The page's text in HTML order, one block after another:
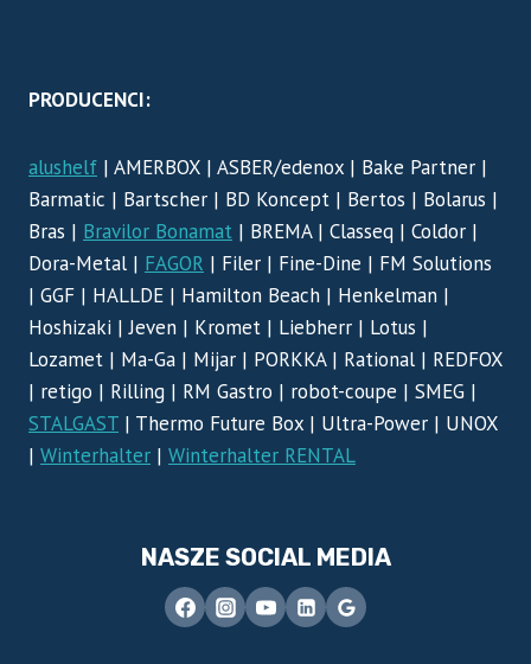
PRODUCENCI:
alushelf | AMERBOX | ASBER/edenox | Bake Partner |
Barmatic | Bartscher | BD Koncept | Bertos | Bolarus |
Bras | Bravilor Bonamat | BREMA | Classeq | Coldor |
Dora-Metal | FAGOR | Filer | Fine-Dine | FM Solutions
| GGF | HALLDE | Hamilton Beach | Henkelman |
Hoshizaki | Jeven | Kromet | Liebherr | Lotus |
Lozamet | Ma-Ga | Mijar | PORKKA | Rational | REDFOX
| retigo | Rilling | RM Gastro | robot-coupe | SMEG |
STALGAST | Thermo Future Box | Ultra-Power | UNOX
| Winterhalter | Winterhalter RENTAL
NASZE SOCIAL MEDIA